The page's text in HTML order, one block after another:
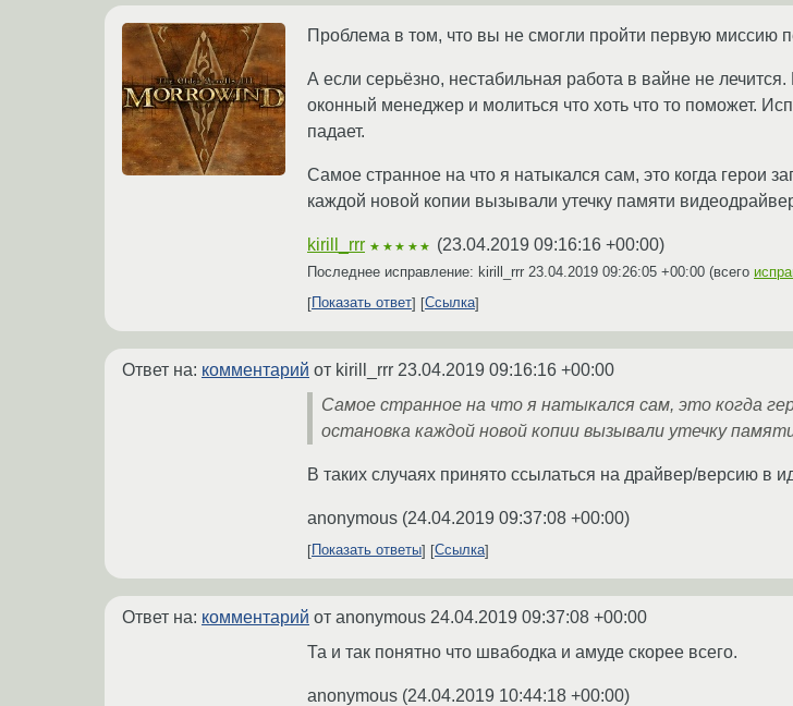
Проблема в том, что вы не смогли пройти первую миссию
А если серьёзно, нестабильная работа в вайне не
оконный менеджер и молиться что хоть что то поможет.
падает.
Самое странное на что я натыкался сам, это когда герои
каждой новой копии вызывали утечку памяти
kirill_rrr ★★★★★ (23.04.2019 09:16:16 +00:00)
Последнее исправление: kirill_rrr 23.04.2019 09:26:05 +00:00 (всего
Показать ответ
Ссылка
Ответ на: комментарий от kirill_rrr 23.04.2019 09:16:16 +00:00
Самое странное на что я натыкался сам, это когда
остановка каждой новой копии вызывали утечку
В таких случаях принято ссылаться на драйвер/версию в
anonymous (24.04.2019 09:37:08 +00:00)
Показать ответы Ссылка
Ответ на: комментарий от anonymous 24.04.2019 09:37:08 +00:00
Та и так понятно что швабодка и амуде скорее всего.
anonymous (24.04.2019 10:44:18 +00:00)